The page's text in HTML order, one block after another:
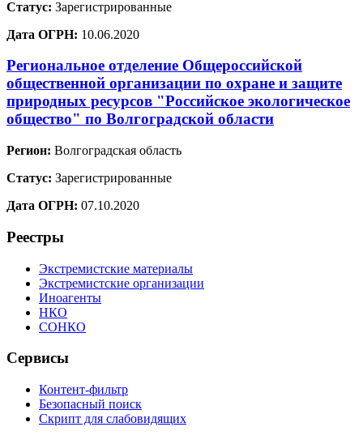
Статус: Зарегистрированные
Дата ОГРН: 10.06.2020
Региональное отделение Общероссийской
общественной организации по охране и защите
природных ресурсов "Российское экологическое
общество" по Волгоградской области
Регион: Волгоградская область
Статус: Зарегистрированные
Дата ОГРН: 07.10.2020
Реестры
Экстремистские материалы
Экстремистские организации
Иноагенты
НКО
СОНКО
Сервисы
Контент-фильтр
Безопасный поиск
Скрипт для слабовидящих